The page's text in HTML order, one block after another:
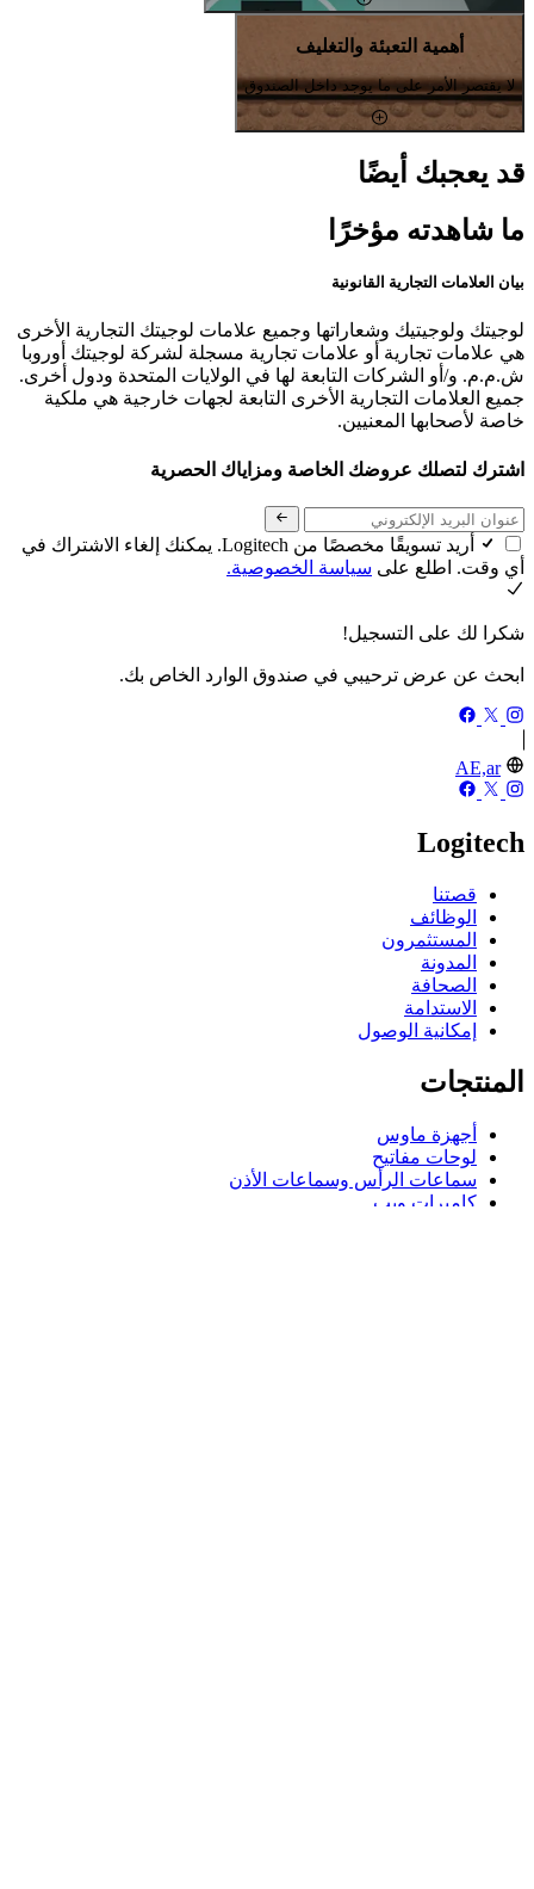
أهمية التعبئة والتغليف
لا يقتصر الأمر على ما يوجد داخل الصندوق
قد يعجبك أيضًا
ما شاهدته مؤخرًا
بيان العلامات التجارية القانونية
لوجيتك ولوجيتيك وشعاراتها وجميع علامات لوجيتك التجارية الأخرى
هي علامات تجارية أو علامات تجارية مسجلة لشركة لوجيتك أوروبا
ش.م.م. و/أو الشركات التابعة لها في الولايات المتحدة ودول أخرى.
جميع العلامات التجارية الأخرى التابعة لجهات خارجية هي ملكية
خاصة لأصحابها المعنيين.
اشترك لتصلك عروضك الخاصة ومزاياك الحصرية
أريد تسويقًا مخصصًا من Logitech. يمكنك إلغاء الاشتراك في
أي وقت. اطلع على سياسة الخصوصية.
شكرا لك على التسجيل!
ابحث عن عرض ترحيبي في صندوق الوارد الخاص بك.
AE,ar
Logitech
قصتنا
الوظائف
المستثمرون
المدونة
الصحافة
الاستدامة
إمكانية الوصول
المنتجات
أجهزة ماوس
لوحات مفاتيح
سماعات الرأس وسماعات الأذن
كاميرات ويب